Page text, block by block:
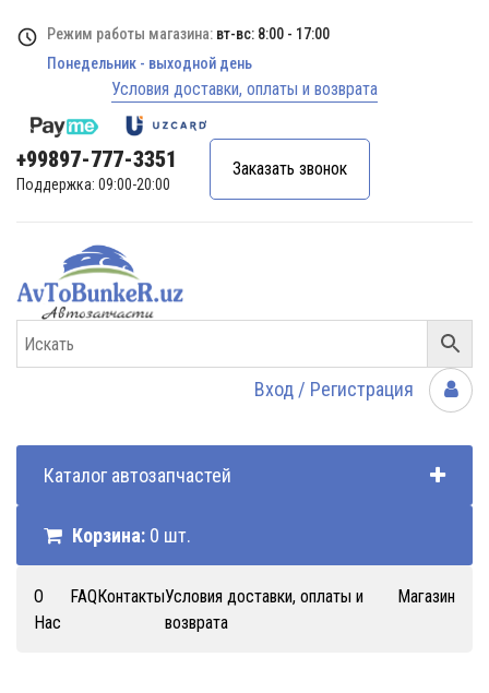
Режим работы магазина: вт-вс: 8:00 - 17:00
Понедельник - выходной день
Условия доставки, оплаты и возврата
+99897-777-3351
Поддержка: 09:00-20:00
Заказать звонок
Вход / Регистрация
Каталог автозапчастей
Корзина: 0 шт.
О
Нас
FAQКонтактыУсловия доставки, оплаты и
возврата
Магазин